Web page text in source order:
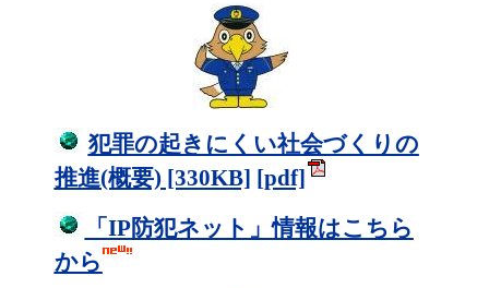
犯罪の起きにくい社会づくりの
推進(概要) [330KB]
「 IP防犯ネット」情報はこちら
から